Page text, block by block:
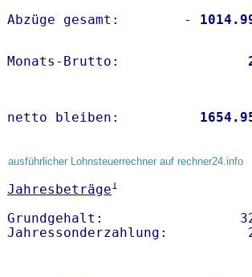
Abzüge gesamt:        -
Monats-Brutto:
netto bleiben:
ausführlicher Lohnsteuerrechner auf rechner24.info
Jahresbeträge1
Grundgehalt: